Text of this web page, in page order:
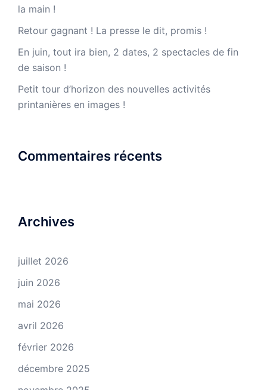
la main !
Retour gagnant ! La presse le dit, promis !
En juin, tout ira bien, 2 dates, 2 spectacles de fin
de saison !
Petit tour d’horizon des nouvelles activités
printanières en images !
Commentaires récents
Archives
juillet 2026
juin 2026
mai 2026
avril 2026
février 2026
décembre 2025